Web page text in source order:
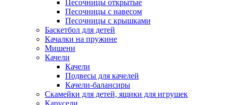
Песочницы открытые
Песочницы с навесом
Песочницы с крышками
Баскетбол для детей
Качалки на пружине
Мишени
Качели
Качели
Подвесы для качелей
Качели-балансиры
Скамейки для детей, ящики для игрушек
Карусели